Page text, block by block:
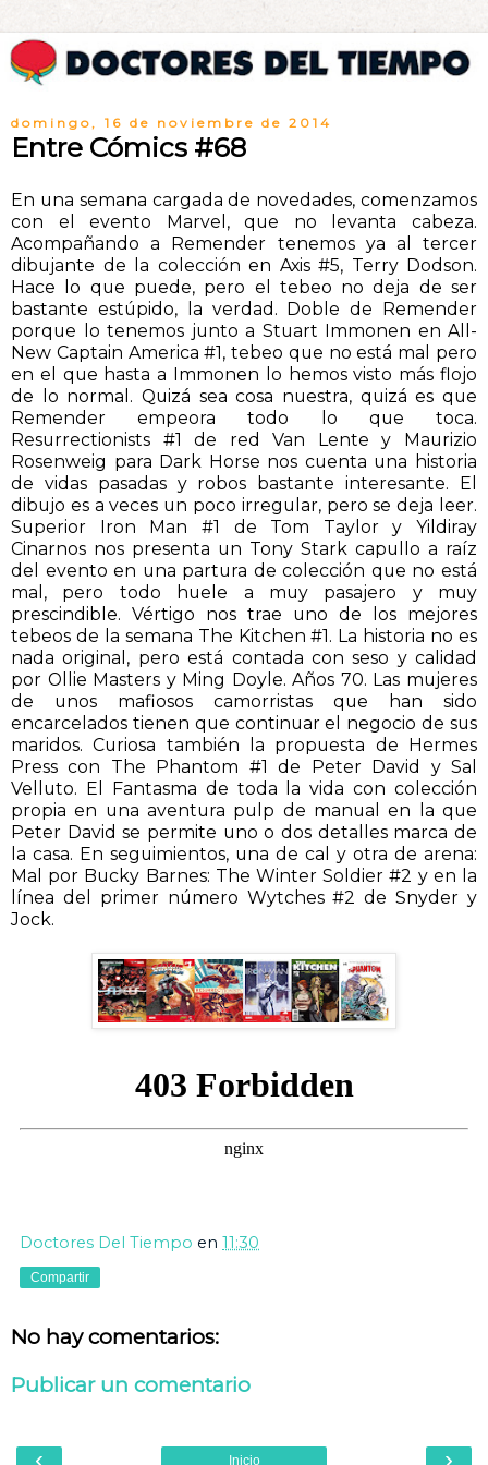
domingo, 16 de noviembre de 2014
Entre Cómics #68
En una semana cargada de novedades, comenzamos
con el evento Marvel, que no levanta cabeza.
Acompañando a Remender tenemos ya al tercer
dibujante de la colección en Axis #5, Terry Dodson.
Hace lo que puede, pero el tebeo no deja de ser
bastante estúpido, la verdad. Doble de Remender
porque lo tenemos junto a Stuart Immonen en All-
New Captain America #1, tebeo que no está mal pero
en el que hasta a Immonen lo hemos visto más flojo
de lo normal. Quizá sea cosa nuestra, quizá es que
Remender empeora todo lo que toca.
Resurrectionists #1 de red Van Lente y Maurizio
Rosenweig para Dark Horse nos cuenta una historia
de vidas pasadas y robos bastante interesante. El
dibujo es a veces un poco irregular, pero se deja leer.
Superior Iron Man #1 de Tom Taylor y Yildiray
Cinarnos nos presenta un Tony Stark capullo a raíz
del evento en una partura de colección que no está
mal, pero todo huele a muy pasajero y muy
prescindible. Vértigo nos trae uno de los mejores
tebeos de la semana The Kitchen #1. La historia no es
nada original, pero está contada con seso y calidad
por Ollie Masters y Ming Doyle. Años 70. Las mujeres
de unos mafiosos camorristas que han sido
encarcelados tienen que continuar el negocio de sus
maridos. Curiosa también la propuesta de Hermes
Press con The Phantom #1 de Peter David y Sal
Velluto. El Fantasma de toda la vida con colección
propia en una aventura pulp de manual en la que
Peter David se permite uno o dos detalles marca de
la casa. En seguimientos, una de cal y otra de arena:
Mal por Bucky Barnes: The Winter Soldier #2 y en la
línea del primer número Wytches #2 de Snyder y
Jock.
Doctores Del Tiempo en 11:30
Compartir
No hay comentarios:
Publicar un comentario
‹ ›
Inicio